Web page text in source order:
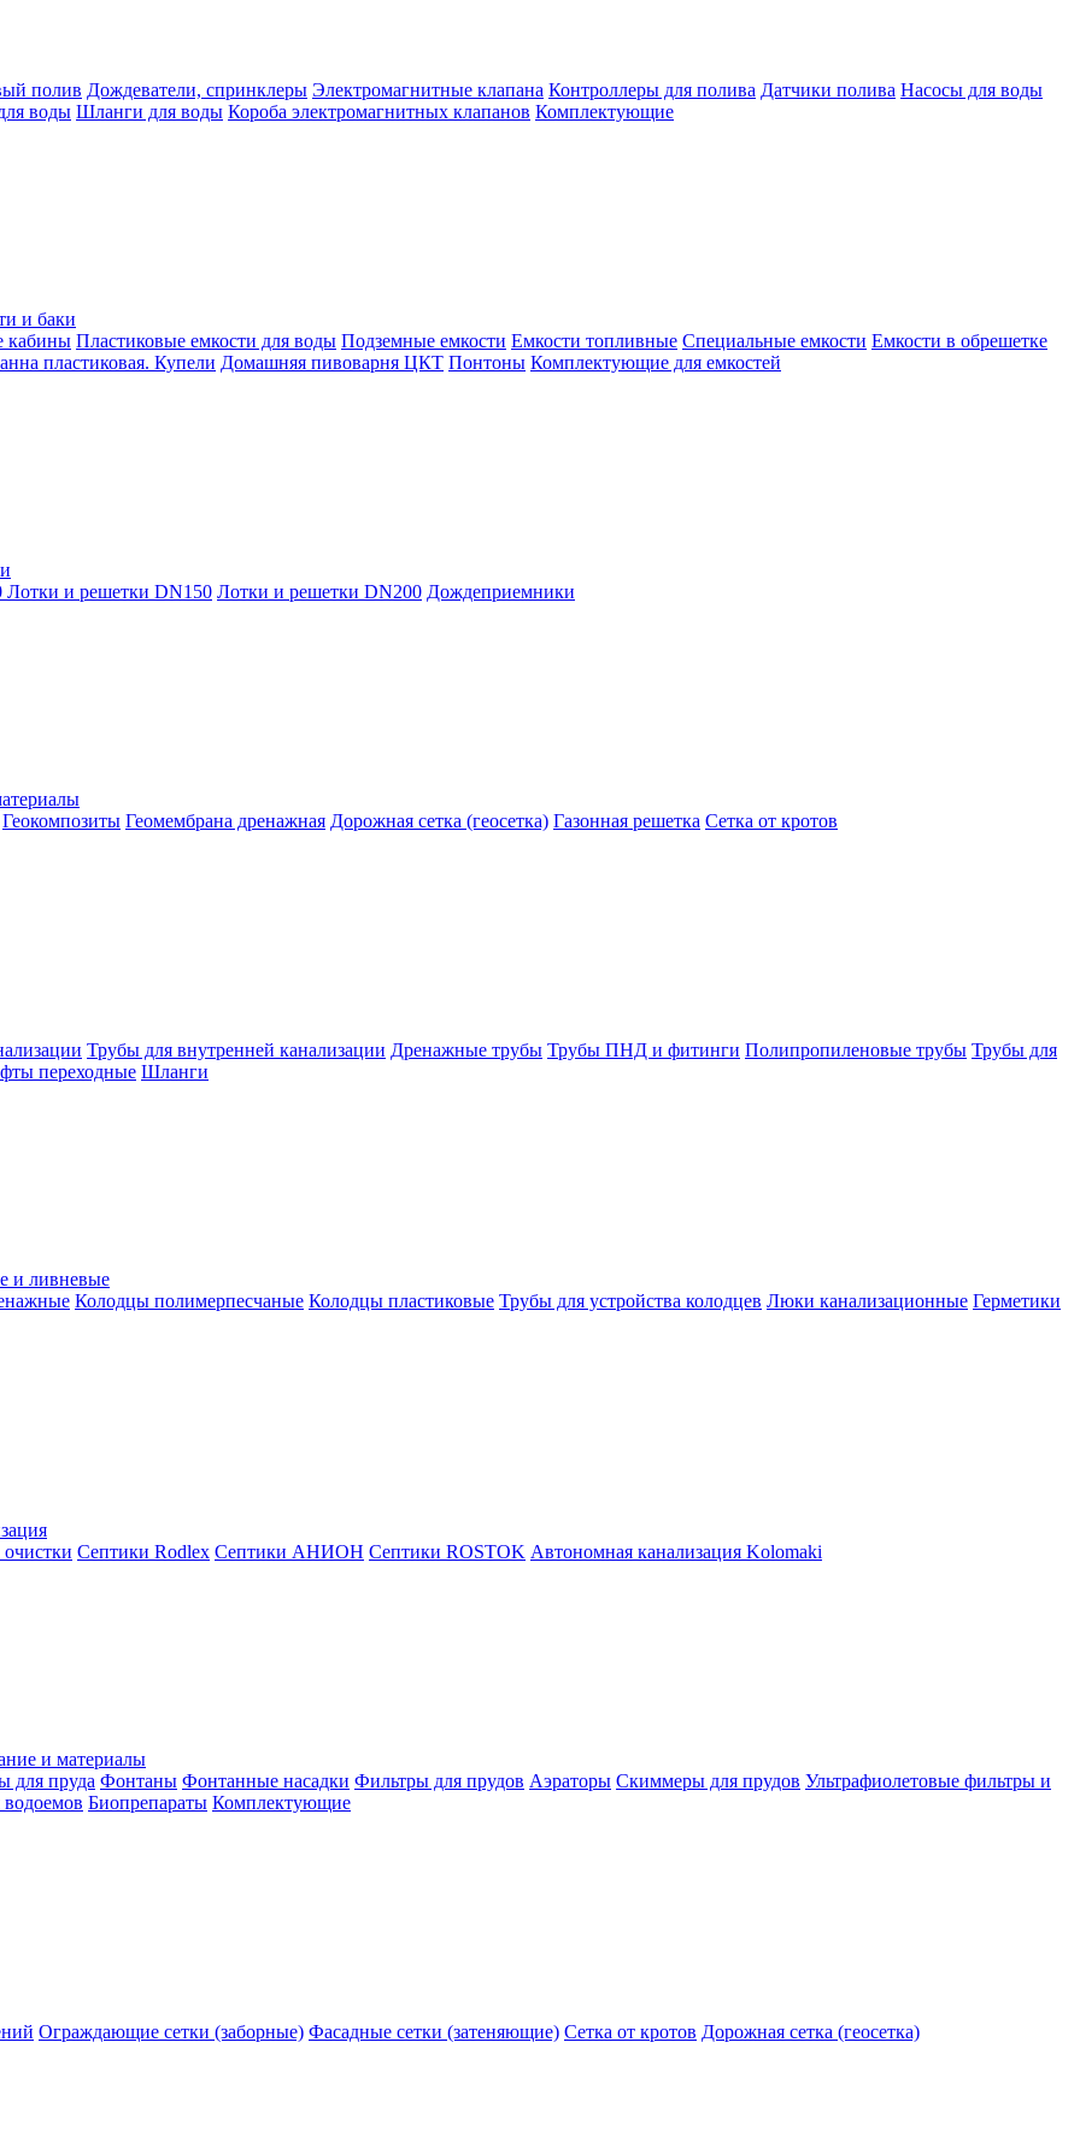
полив Дождеватели, спринклеры Электромагнитные клапана Контроллеры для полива Датчики полива Насосы для воды
воды Шланги для воды Короба электромагнитных клапанов Комплектующие
и баки
кабины Пластиковые емкости для воды Подземные емкости Емкости топливные Специальные емкости Емкости в обрешетке
пластиковая. Купели Домашняя пивоварня ЦКТ Понтоны Комплектующие для емкостей
Лотки и решетки DN150 Лотки и решетки DN200 Дождеприемники
Геокомпозиты Геомембрана дренажная Дорожная сетка (геосетка) Газонная решетка Сетка от кротов
Трубы для внутренней канализации Дренажные трубы Трубы ПНД и фитинги Полипропиленовые трубы Трубы для
переходные Шланги
и ливневые
Колодцы полимерпесчаные Колодцы пластиковые Трубы для устройства колодцев Люки канализационные Герметики
Септики Rodlex Септики АНИОН Септики ROSTOK Автономная канализация Kolomaki
и материалы
для пруда Фонтаны Фонтанные насадки Фильтры для прудов Аэраторы Скиммеры для прудов Ультрафиолетовые фильтры и
Биопрепараты Комплектующие
Ограждающие сетки (заборные) Фасадные сетки (затеняющие) Сетка от кротов Дорожная сетка (геосетка)